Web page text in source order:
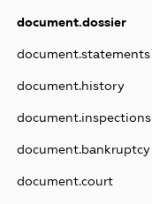
document.dossier
document.statements
document.history
document.inspections
document.bankruptcy
document.court